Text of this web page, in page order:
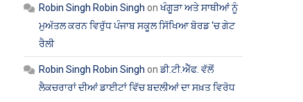
Robin Singh Robin Singh onਖੰਗੂੜਾ ਅਤੇ ਸਾਥੀਆਂ ਨੂੰ
ਮੁਅੱਤਲ ਕਰਨ ਵਿਰੁੱਧ ਪੰਜਾਬ ਸਕੂਲ ਸਿੱਖਿਆ ਬੋਰਡ ‘ਚ ਗੇਟ
ਰੈਲੀ
Robin Singh Robin Singh onਡੀ.ਟੀ.ਐੱਫ. ਵੱਲੋਂ
ਲੈਕਚਰਾਰਾਂ ਦੀਆਂ ਡਾਈਟਾਂ ਵਿੱਚ ਬਦਲੀਆਂ ਦਾ ਸਖ਼ਤ ਵਿਰੋਧ